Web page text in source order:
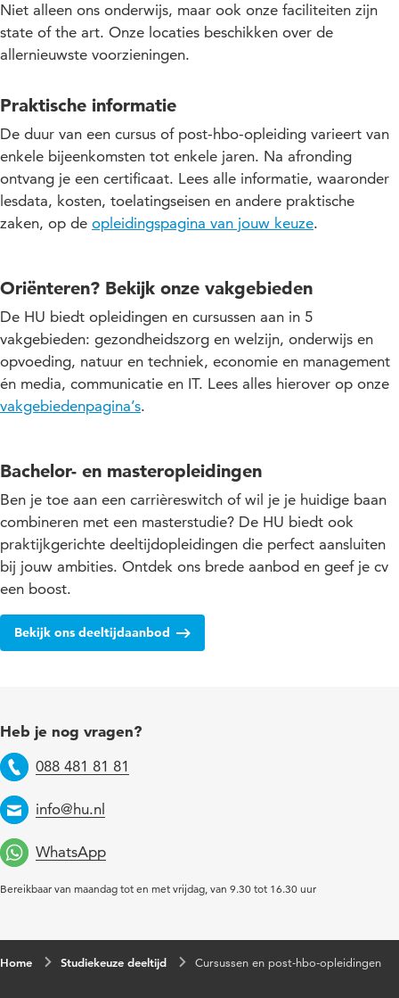
Niet alleen ons onderwijs, maar ook onze faciliteiten zijn
state of the art. Onze locaties beschikken over de
allernieuwste voorzieningen.
Praktische informatie
De duur van een cursus of post-hbo-opleiding varieert van
enkele bijeenkomsten tot enkele jaren. Na afronding
ontvang je een certificaat. Lees alle informatie, waaronder
lesdata, kosten, toelatingseisen en andere praktische
zaken, op de opleidingspagina van jouw keuze.
Oriënteren? Bekijk onze vakgebieden
De HU biedt opleidingen en cursussen aan in 5
vakgebieden: gezondheidszorg en welzijn, onderwijs en
opvoeding, natuur en techniek, economie en management
én media, communicatie en IT. Lees alles hierover op onze
vakgebiedenpagina’s.
Bachelor- en masteropleidingen
Ben je toe aan een carrièreswitch of wil je je huidige baan
combineren met een masterstudie? De HU biedt ook
praktijkgerichte deeltijdopleidingen die perfect aansluiten
bij jouw ambities. Ontdek ons brede aanbod en geef je cv
een boost.
Bekijk ons deeltijdaanbod
Heb je nog vragen?
Telefoon
088 481 81 81
Email
info@hu.nl
WhatsApp
Bereikbaar van maandag tot en met vrijdag, van 9.30 tot 16.30 uur
Home Studiekeuze deeltijd Cursussen en post-hbo-opleidingen